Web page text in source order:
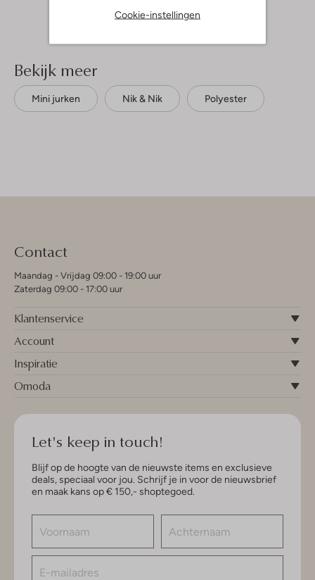
Cookie-instellingen
Bekijk meer
Mini jurken Nik & Nik Polyester
Contact
Maandag - Vrijdag 09:00 - 19:00 uur
Zaterdag 09:00 - 17:00 uur
Klantenservice
Account
Inspiratie
Omoda
Let's keep in touch!
Blijf op de hoogte van de nieuwste items en exclusieve
deals, speciaal voor jou. Schrijf je in voor de nieuwsbrief
en maak kans op € 150,- shoptegoed.